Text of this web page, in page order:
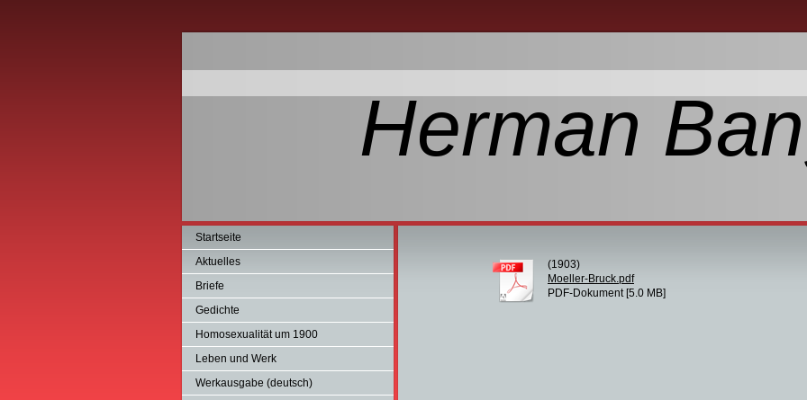
Herman
Startseite
Aktuelles
Briefe
Gedichte
Homosexualität um 1900
Leben und Werk
Werkausgabe (deutsch)
(1903)
Moeller-Bruck.pdf
PDF-Dokument [5.0 MB]